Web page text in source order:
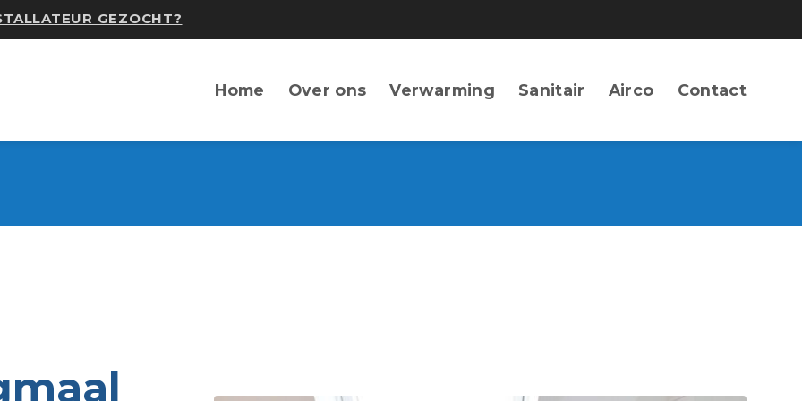
GEZOCHT?
Home Over ons Verwarming Sanitair Airco Contact